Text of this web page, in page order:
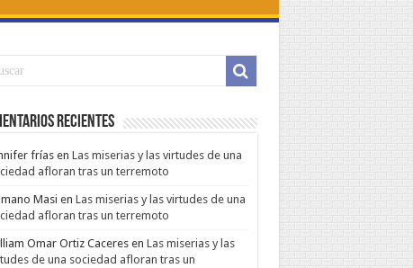
Recientes
fríasen Las miserias y las virtudes de una
afloran tras un terremoto
Masi en Las miserias y las virtudes de una
afloran tras un terremoto
Omar Ortiz Caceresen Las miserias y las
de una sociedad afloran tras un